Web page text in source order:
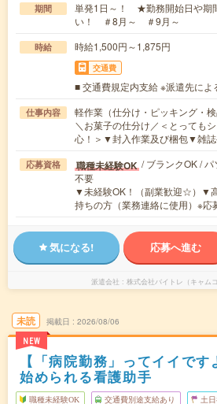
期間
単発1日～！ ★勤務開始日や期
い！ ＃8月～ ＃9月～
時給 時給1,500円～1,875円
交通費
■ 交通費規定内支給 ※派遣先によ
仕事内容
軽作業（仕分け・ピッキング・検
＼お菓子の仕分け／＜とっても
心！＞▼封入作業及び梱包▼雑
応募資格 職種未経験OK / ブランクOK /
不要
▼未経験OK！（副業歓迎☆）▼
持ちの方（業務連絡に使用）※
気になる! 応募へ進む
派遣会社 株式会社バイトレ（キャム
未読
NEW
掲載日 2026/08/06
【「病院勤務」ってイイで
始められる看護助手
職種未経験OK 交通費別途支給あり 土